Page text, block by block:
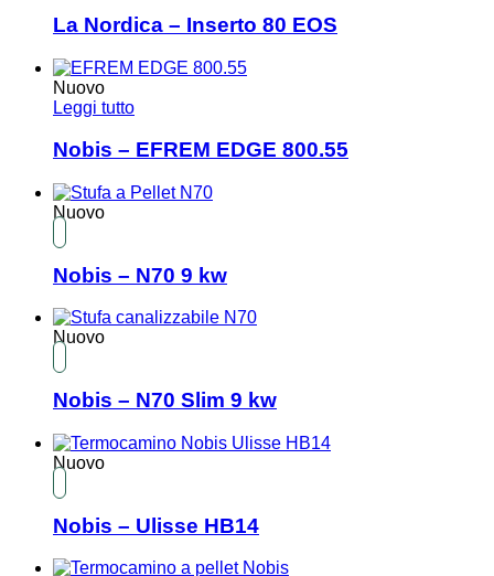
La Nordica – Inserto 80 EOS
Nuovo
Leggi tutto
Nobis – EFREM EDGE 800.55
Nuovo
Nobis – N70 9 kw
Nuovo
Nobis – N70 Slim 9 kw
Nuovo
Nobis – Ulisse HB14